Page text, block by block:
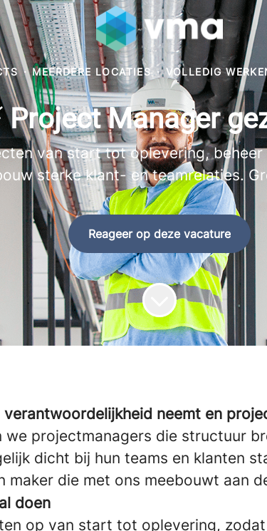
· MEERDERE LOCATIES · VOLLEDIG
Project Manager
van start tot oplevering,
sterke klant- en teamrelaties.
Reageer op deze vacature
neemt en
we projectmanagers die structuur
dicht bij hun teams en klanten
maker die met ons meebouwt aan
doen
op van start tot oplevering,